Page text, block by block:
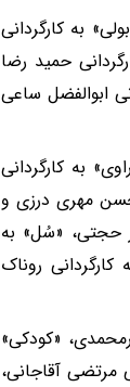
به کارگردانی
حمید رضا
احسان شادمانی، «خسرو۱۲۷» به کارگردانی ابوالفضل ساعی
به کارگردانی
محسن مهری درزی و
حجتی، «سُل» به
روناک
«کودکی»
مرتضی آقاجانی،